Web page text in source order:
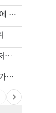
“내가 운전한 게 아니다”…과속 티켓에 오토파일럿 탓한 운전자
한인 남성, 처형 상대로 성범죄…"선처해줬더니 배신자 취급"
할라피뇨 먹고 살모넬라 집단 발병…가주 등 27개 주 확산